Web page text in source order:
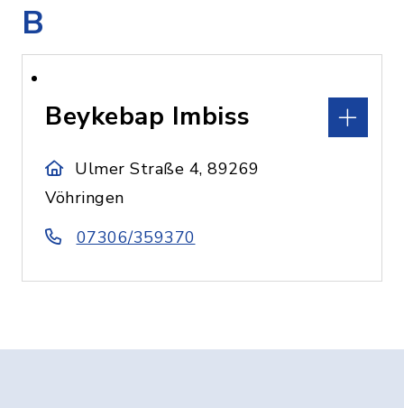
B
Beykebap Imbiss
Ulmer Straße 4, 89269
Vöhringen
07306/359370